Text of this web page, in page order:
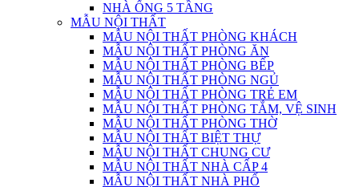
NHÀ ỐNG 5 TẦNG
MẪU NỘI THẤT
MẪU NỘI THẤT PHÒNG KHÁCH
MẪU NỘI THẤT PHÒNG ĂN
MẪU NỘI THẤT PHÒNG BẾP
MẪU NỘI THẤT PHÒNG NGỦ
MẪU NỘI THẤT PHÒNG TRẺ EM
MẪU NỘI THẤT PHÒNG TẮM, VỆ SINH
MẪU NỘI THẤT PHÒNG THỜ
MẪU NỘI THẤT BIỆT THỰ
MẪU NỘI THẤT CHUNG CƯ
MẪU NỘI THẤT NHÀ CẤP 4
MẪU NỘI THẤT NHÀ PHỐ